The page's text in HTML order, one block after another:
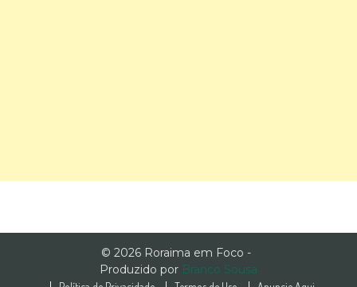
© 2026 Roraima em Foco -
Produzido por Branco Sousa